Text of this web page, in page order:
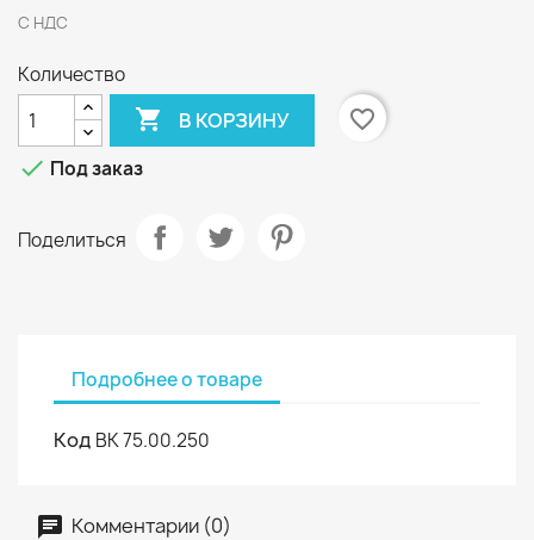
С НДС
Количество
 В КОРЗИНУ
favorite_border
 Под заказ
Поделиться
Подробнее о товаре
Код ВК 75.00.250
Комментарии (0)